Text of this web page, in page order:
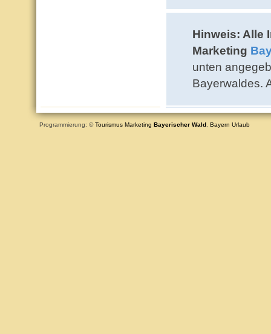
Hinweis: Alle
Marketing
unten
Bayerwaldes.
Programmierung: ©Tourismus Marketing Bayerischer Wald Bayern Urlaub